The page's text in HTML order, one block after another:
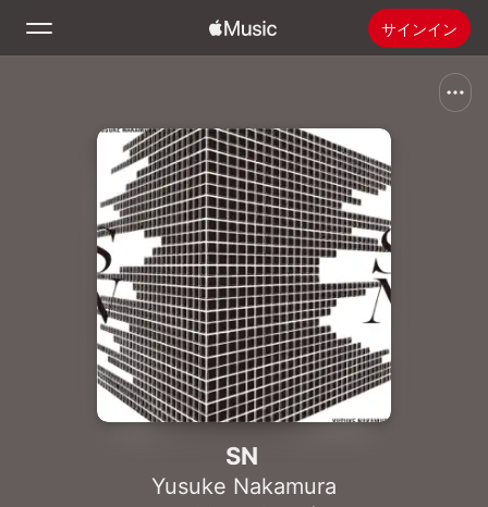
サインイン
新着おすすめ
ラジオ
Apple Musicをインストール
SN
Yusuke Nakamura